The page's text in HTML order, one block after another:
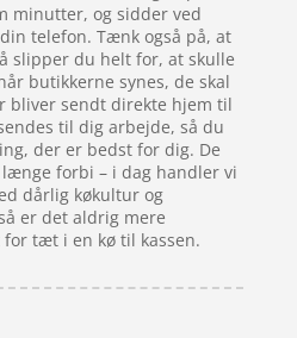
minutter, og sidder ved
telefon. Tænk også på, at
slipper du helt for, at skulle
butikkerne synes, de skal
bliver sendt direkte hjem til
til dig arbejde, så du
der er bedst for dig. De
forbi – i dag handler vi
dårlig køkultur og
er det aldrig mere
tæt i en kø til kassen.